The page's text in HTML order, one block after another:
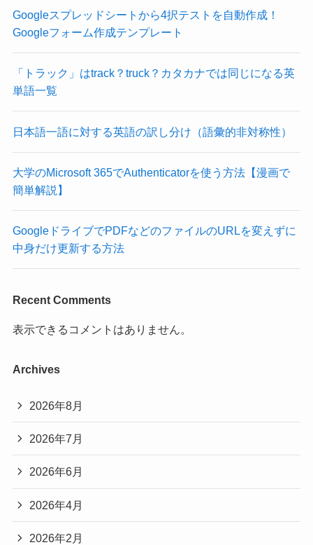
Googleスプレッドシートから4択テストを自動作成！
Googleフォーム作成テンプレート
「トラック」はtrack？truck？カタカナでは同じになる英
単語一覧
日本語一語に対する英語の訳し分け（語彙的非対称性）
大学のMicrosoft 365でAuthenticatorを使う方法【漫画で
簡単解説】
GoogleドライブでPDFなどのファイルのURLを変えずに
中身だけ更新する方法
Recent Comments
表示できるコメントはありません。
Archives
2026年8月
2026年7月
2026年6月
2026年4月
2026年2月